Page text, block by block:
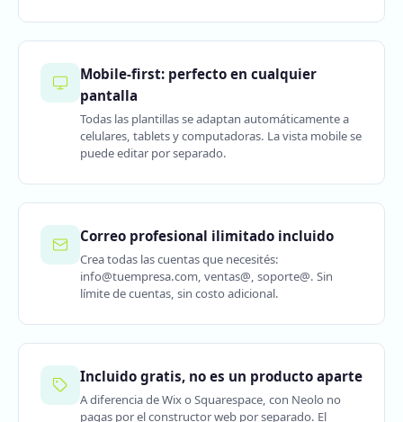
Mobile-first: perfecto en cualquier
pantalla
Todas las plantillas se adaptan automáticamente a
celulares, tablets y computadoras. La vista mobile se
puede editar por separado.
Correo profesional ilimitado incluido
Crea todas las cuentas que necesités:
info@tuempresa.com, ventas@, soporte@. Sin
límite de cuentas, sin costo adicional.
Incluido gratis, no es un producto aparte
A diferencia de Wix o Squarespace, con Neolo no
pagas por el constructor web por separado. El